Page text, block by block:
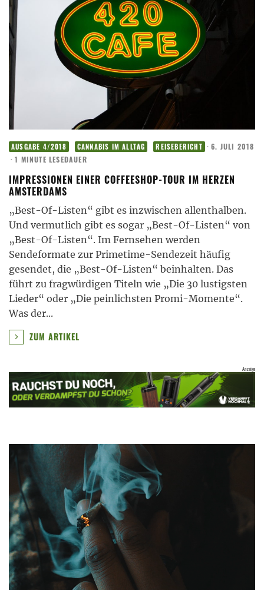
AUSGABE 4/2018 CANNABIS IM ALLTAG REISEBERICHT · 6. JULI 2018
· 1 MINUTE LESEDAUER
IMPRESSIONEN EINER COFFEESHOP-TOUR IM HERZEN
AMSTERDAMS
„Best-Of-Listen“ gibt es inzwischen allenthalben.
Und vermutlich gibt es sogar „Best-Of-Listen“ von
„Best-Of-Listen“. Im Fernsehen werden
Sendeformate zur Primetime-Sendezeit häufig
gesendet, die „Best-Of-Listen“ beinhalten. Das
führt zu fragwürdigen Titeln wie „Die 30 lustigsten
Lieder“ oder „Die peinlichsten Promi-Momente“.
Was der...
ZUM ARTIKEL